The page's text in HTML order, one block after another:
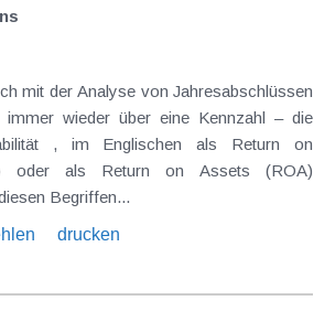
Jahresabschlüssen
wieder über eine Kennzahl – die
, im Englischen als Return on
Begriffen...
drucken